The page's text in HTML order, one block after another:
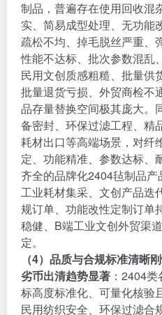
制品，普遍存在使用回收混
实、简易成型处理、无功能
疏松不均、掉毛脱丝严重、
性能不达标、批次参数混乱
民用文创质感粗糙、批量供
批量退货亏损、外贸商检不
品存量替换空间极其庞大。
备密封、环保过滤工程、精
耗材出口等高端场景，对纤
定、功能精准、参数达标、
齐全的品牌化2404毡制品
工业耗材集采、文创产品迭
规订单、功能改性定制订单
稳健、B端工业文创外贸渠
定。
（4）品质与合规标准清晰
劣币出清趋势显著 ：2404
标高度标准化、可量化核验
民用纺织安全、环保过滤合